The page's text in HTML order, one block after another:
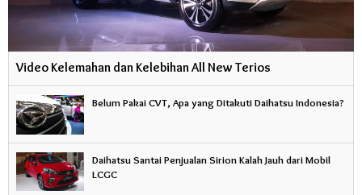
Video Kelemahan dan Kelebihan All New Terios
Belum Pakai CVT, Apa yang Ditakuti Daihatsu Indonesia?
Daihatsu Santai Penjualan Sirion Kalah Jauh dari Mobil
LCGC